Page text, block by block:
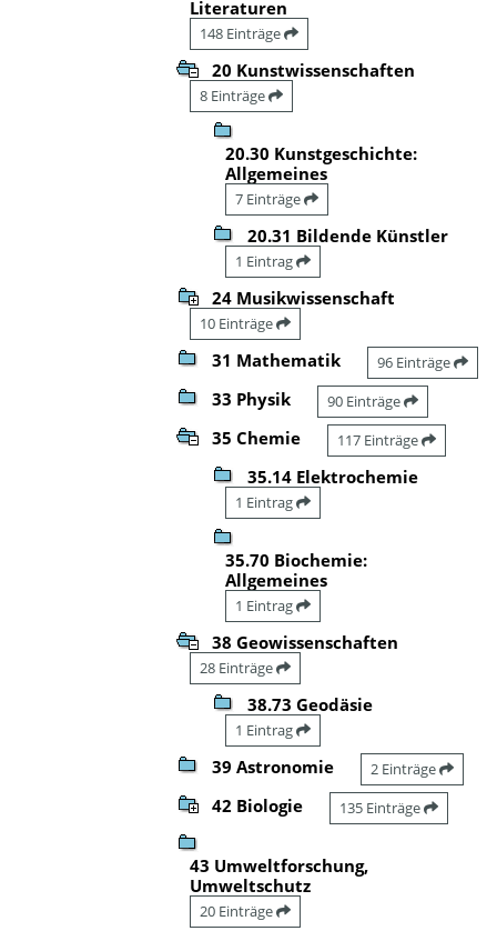
Literaturen
148 Einträge
20 Kunstwissenschaften
8 Einträge
20.30 Kunstgeschichte:
Allgemeines
7 Einträge
20.31 Bildende Künstler
1 Eintrag
24 Musikwissenschaft
10 Einträge
31 Mathematik 96 Einträge
33 Physik 90 Einträge
35 Chemie 117 Einträge
35.14 Elektrochemie
1 Eintrag
35.70 Biochemie:
Allgemeines
1 Eintrag
38 Geowissenschaften
28 Einträge
38.73 Geodäsie
1 Eintrag
39 Astronomie 2 Einträge
42 Biologie 135 Einträge
43 Umweltforschung,
Umweltschutz
20 Einträge